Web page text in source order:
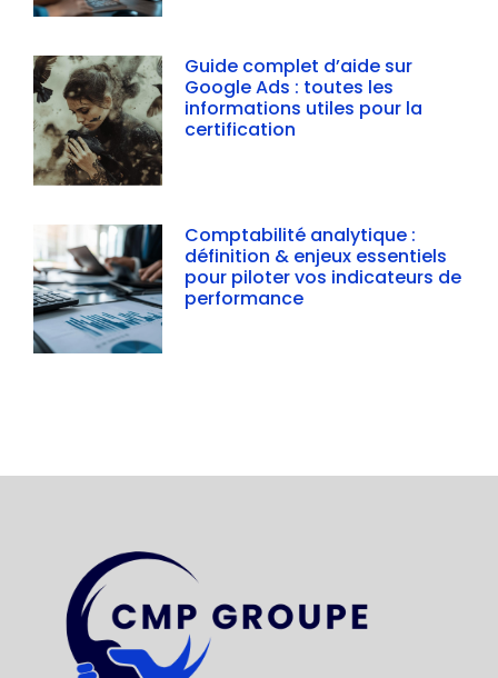
Guide complet d’aide sur
Google Ads : toutes les
informations utiles pour la
certification
Comptabilité analytique :
définition & enjeux essentiels
pour piloter vos indicateurs de
performance